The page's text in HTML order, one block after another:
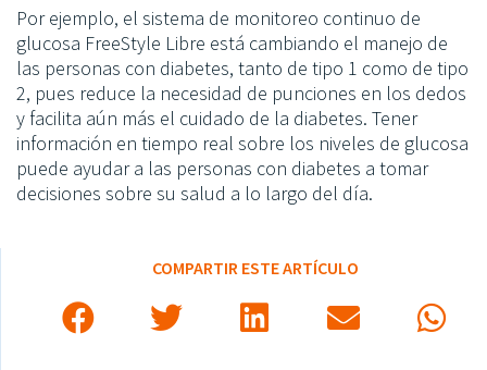
Por ejemplo, el sistema de monitoreo continuo de
glucosa FreeStyle Libre está cambiando el manejo de
las personas con diabetes, tanto de tipo 1 como de tipo
2, pues reduce la necesidad de punciones en los dedos
y facilita aún más el cuidado de la diabetes. Tener
información en tiempo real sobre los niveles de glucosa
puede ayudar a las personas con diabetes a tomar
decisiones sobre su salud a lo largo del día.
COMPARTIR ESTE ARTÍCULO